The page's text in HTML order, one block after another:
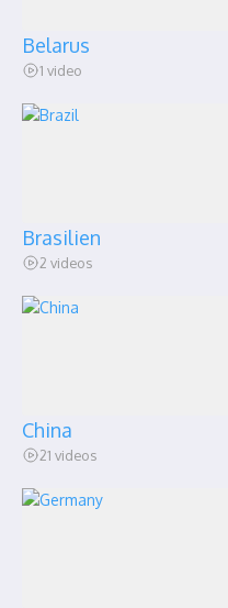
Belarus
1 video
Brasilien
2 videos
China
21 videos